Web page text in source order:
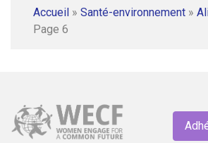
Accueil » Santé-environnement »
Page 6